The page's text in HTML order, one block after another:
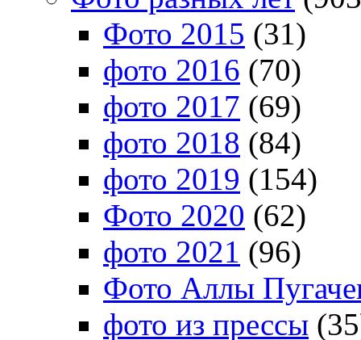
Фото 2015 (31)
фото 2016 (70)
фото 2017 (69)
фото 2018 (84)
фото 2019 (154)
Фото 2020 (62)
фото 2021 (96)
Фото Аллы
фото из прессы